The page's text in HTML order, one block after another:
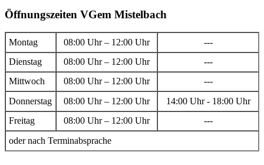
Öffnungszeiten VGem Mistelbach
Montag 08:00 Uhr – 12:00 Uhr
---
Dienstag
08:00 Uhr – 12:00 Uhr
---
Mittwoch
08:00 Uhr – 12:00 Uhr
---
Donnerstag
08:00 Uhr – 12:00 Uhr
14:00 Uhr - 18:00 Uhr
Freitag
08:00 Uhr – 12:00 Uhr
---
oder nach Terminabsprache